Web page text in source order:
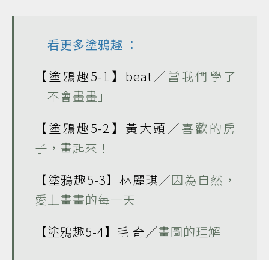
｜看更多塗鴉趣 ：
【塗鴉趣5-1】beat／ 當我們學了
「不會畫畫」
【塗鴉趣5-2】黃大頭／喜歡的房
子，畫起來！
【塗鴉趣5-3】林麗琪／因為自然，
愛上畫畫的每一天
【塗鴉趣5-4】毛 奇／畫圖的理解